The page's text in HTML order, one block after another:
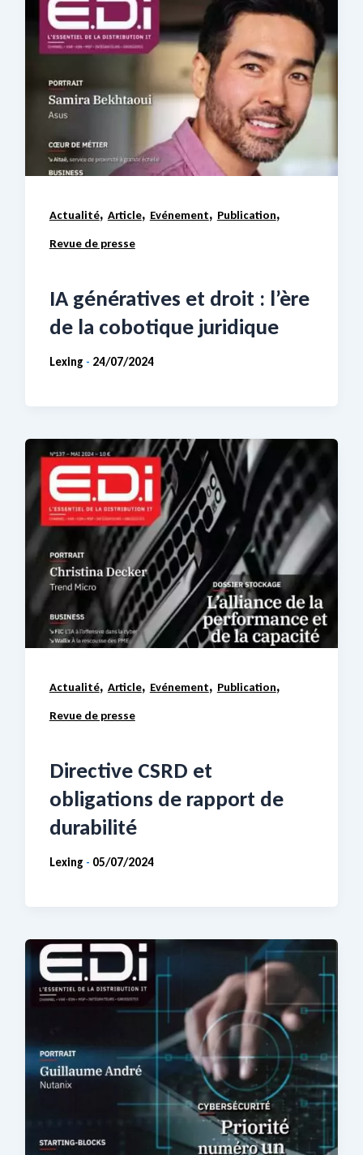
Actualité, Article, Evénement, Publication,
Revue de presse
IA génératives et droit : l’ère
de la cobotique juridique
Lexing - 24/07/2024
Actualité, Article, Evénement, Publication,
Revue de presse
Directive CSRD et
obligations de rapport de
durabilité
Lexing - 05/07/2024